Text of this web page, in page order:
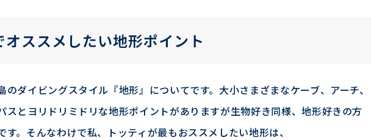
オススメしたい地形ポイント
のダイビングスタイル『地形』についてです。大小さまざまなケーブ、アーチ、
スとヨリドリミドリな地形ポイントがありますが生物好き同様、地形好きの方
す。そんなわけで私、トッティが最もおススメしたい地形は、